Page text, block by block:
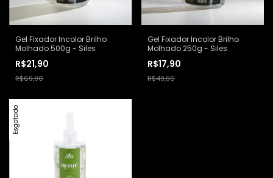
Gel Fixador Incolor Brilho
Molhado 500g - Siles
R$21,90
R$69,90
Gel Fixador Incolor Brilho
Molhado 250g - Siles
R$17,90
R$49,90
Esgotado